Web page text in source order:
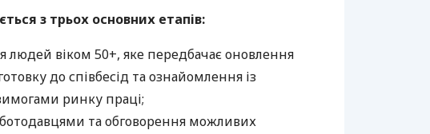
з трьох основних етапів:
людей віком 50+, яке передбачає оновлення
до співбесід та ознайомлення із
ринку праці;
та обговорення можливих